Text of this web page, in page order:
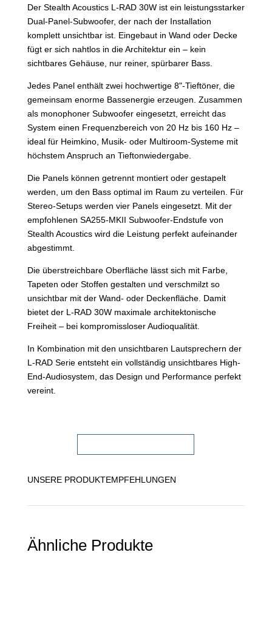
Der Stealth Acoustics L-RAD 30W ist ein leistungsstarker
Dual-Panel-Subwoofer, der nach der Installation
komplett unsichtbar ist. Eingebaut in Wand oder Decke
fügt er sich nahtlos in die Architektur ein – kein
sichtbares Gehäuse, nur reiner, spürbarer Bass.
Jedes Panel enthält zwei hochwertige 8"-Tieftöner, die
gemeinsam enorme Bassenergie erzeugen. Zusammen
als monophoner Subwoofer eingesetzt, erreicht das
System einen Frequenzbereich von 20 Hz bis 160 Hz –
ideal für Heimkino, Musik- oder Multiroom-Systeme mit
höchstem Anspruch an Tieftonwiedergabe.
Die Panels können getrennt montiert oder gestapelt
werden, um den Bass optimal im Raum zu verteilen. Für
Stereo-Setups werden vier Panels eingesetzt. Mit der
empfohlenen SA255-MKII Subwoofer-Endstufe von
Stealth Acoustics wird die Leistung perfekt aufeinander
abgestimmt.
Die überstreichbare Oberfläche lässt sich mit Farbe,
Tapeten oder Stoffen gestalten und verschmilzt so
unsichtbar mit der Wand- oder Deckenfläche. Damit
bietet der L-RAD 30W maximale architektonische
Freiheit – bei kompromissloser Audioqualität.
In Kombination mit den unsichtbaren Lautsprechern der
L-RAD Serie entsteht ein vollständig unsichtbares High-
End-Audiosystem, das Design und Performance perfekt
vereint.
UNSERE PRODUKTEMPFEHLUNGEN
Ähnliche Produkte